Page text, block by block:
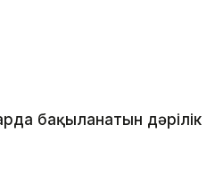
бақыланатын дәрілік